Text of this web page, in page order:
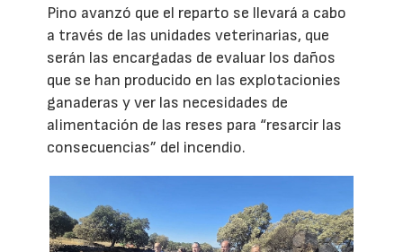
Pino avanzó que el reparto se llevará a cabo
a través de las unidades veterinarias, que
serán las encargadas de evaluar los daños
que se han producido en las explotacionies
ganaderas y ver las necesidades de
alimentación de las reses para “resarcir las
consecuencias” del incendio.